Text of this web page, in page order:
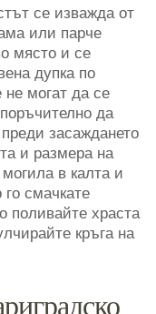
се изважда от
или парче
място и се
дупка по
не могат да се
да
засаждането
и размера на
в калта и
го смачкате
поливайте храста
кръга на